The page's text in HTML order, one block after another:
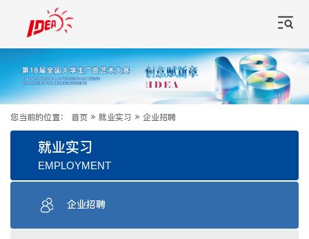
您当前的位置： 首页 » 就业实习 » 企业招聘
就业实习
EMPLOYMENT
企业招聘